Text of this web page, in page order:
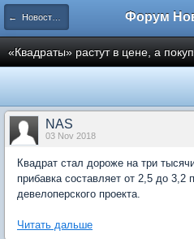
← Новости рынка недвижимости
«Квадраты» растут в цене, а
NAS
03 Nov 2018
Квадрат стал дороже на три
прибавка составляет от 2,5 до 3,2
девелоперского проекта.
Читать дальше